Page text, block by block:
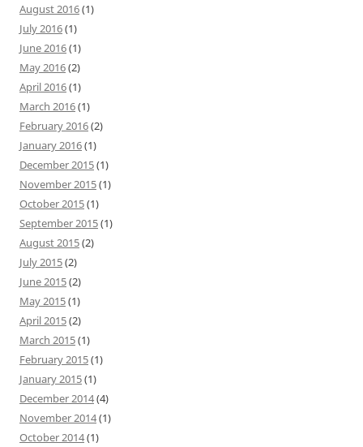
August 2016(1)
July 2016(1)
June 2016(1)
May 2016(2)
April 2016(1)
March 2016(1)
February 2016(2)
January 2016(1)
December 2015(1)
November 2015(1)
October 2015(1)
September 2015(1)
August 2015(2)
July 2015(2)
June 2015(2)
May 2015(1)
April 2015(2)
March 2015(1)
February 2015(1)
January 2015(1)
December 2014(4)
November 2014(1)
October 2014(1)